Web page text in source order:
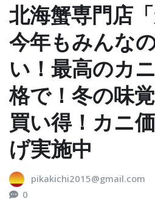
北海蟹専門店
今年もみんな
い！最高のカ
格で！冬の味
買い得！カニ
げ実施中
pikakichi2015@gmail.com
0